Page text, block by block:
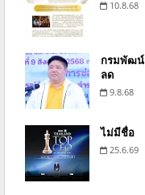
10.8.68
กรมพัฒน์
ลด
9.8.68
ไม่มีชื่อ
25.6.69